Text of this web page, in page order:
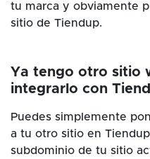
tu marca y obviamente
sitio de Tiendup.
Ya tengo otro sitio
integrarlo con
Puedes simplemente
a tu otro sitio en
subdominio de tu sitio